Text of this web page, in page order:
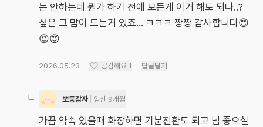
는 안하는데 뭔가 하기 전에 모든게 이거 해도 되나..?
싶은 그 맘이 드는거 있죠... ㅋㅋㅋ 짱짱 감사합니다😍
😍😍
2026.05.23 공감해요 1 답글달기
뽀둥감자 임신 9개월
가끔 약속 있을때 화장하면 기분전환도 되고 넘 좋으실